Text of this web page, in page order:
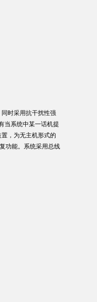
时采用抗干扰性强
当系统中某一话机提
，为无主机形式的
功能。系统采用总线